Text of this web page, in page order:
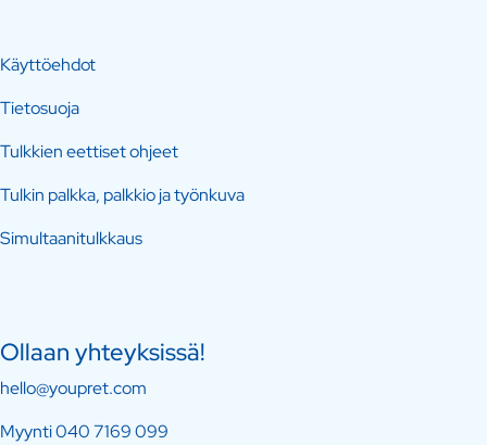
Käyttöehdot
Tietosuoja
Tulkkien eettiset ohjeet
Tulkin palkka, palkkio ja työnkuva
Simultaanitulkkaus
Ollaan yhteyksissä!
hello@youpret.com
Myynti040 7169 099